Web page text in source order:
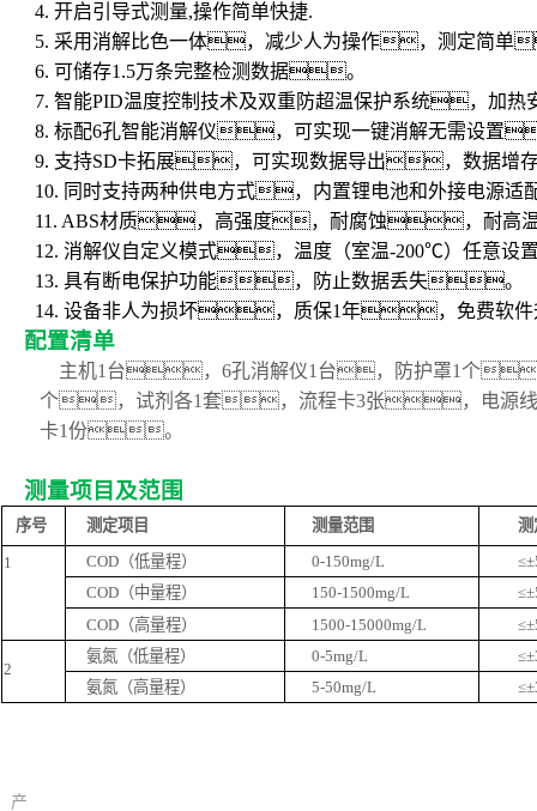
4. 开启引导式测量,操作简单快捷.
5. 采用消解比色一体，减少人为操作，测定简单
6. 可储存1.5万条完整检测数据。
7. 智能PID温度控制技术及双重防超温保护系统，加热
8. 标配6孔智能消解仪，可实现一键消解无需设置
9. 支持SD卡拓展，可实现数据导出，数据增
10. 同时支持两种供电方式，内置锂电池和外接电源
11. ABS材质，高强度， 耐腐蚀， 耐高
12. 消解仪自定义模式，温度（室温-200℃）任意
13. 具有断电保护功能，防止数据丢失。
14. 设备非人为损坏，质保1年，免费软件
配置清单
主机1台，6孔消解仪1台，防护罩1个
个，试剂各1套， 流程卡3张， 电源
卡1份。
测量项目及范围
序号 测定项目 测量范围 测
1
COD（低量程） 0-150mg/L
COD（中量程） 150-1500mg/L
COD（高量程）
1500-15000mg/L
2
氨氮（低量程） 0-5mg/L
氨氮（高量程） 5-50mg/L
产